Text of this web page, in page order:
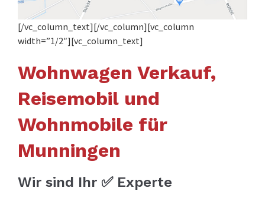
[/vc_column_text][/vc_column][vc_column
width=”1/2″][vc_column_text]
Wohnwagen Verkauf,
Reisemobil und
Wohnmobile für
Munningen
Wir sind Ihr ✅ Experte